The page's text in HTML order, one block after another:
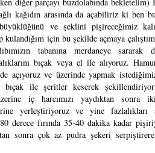
kağıdın arasında da açabiliriz ki ben
ve şeklini pişireceğimiz
kulandığım için bu şekilde açmaya
tabanına merdaneye sararak
bıçak veya el ile alıyoruz.
açıyoruz ve üzerinde yapmak
bıçak ile şeritler keserek
iç harcımızı yaydıktan sonra
yerleştiriyoruz ve yine fazlalıkları
derece fırında 35-40 dakika kadar
sonra çok az pudra şekeri